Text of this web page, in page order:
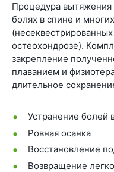
Процедура вытяжения
болях в спине и
остеохондрозе).
закрепление
плаванием и
длительное
Устранение болей
Ровная осанка
Восстановление
Возвращение